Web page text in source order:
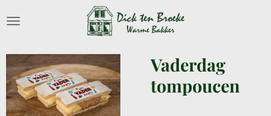
direct
de
hoofdinhoud
Vaderdag
tompoucen